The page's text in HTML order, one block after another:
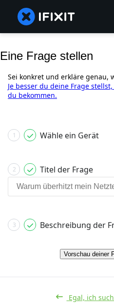
Eine Frage stellen
Sei konkret und erkläre genau,
Je besser du deine Frage
du bekommen.
1 Wähle ein Gerät
2 Titel der Frage
3 Beschreibung der
Vorschau deiner
Egal, ich